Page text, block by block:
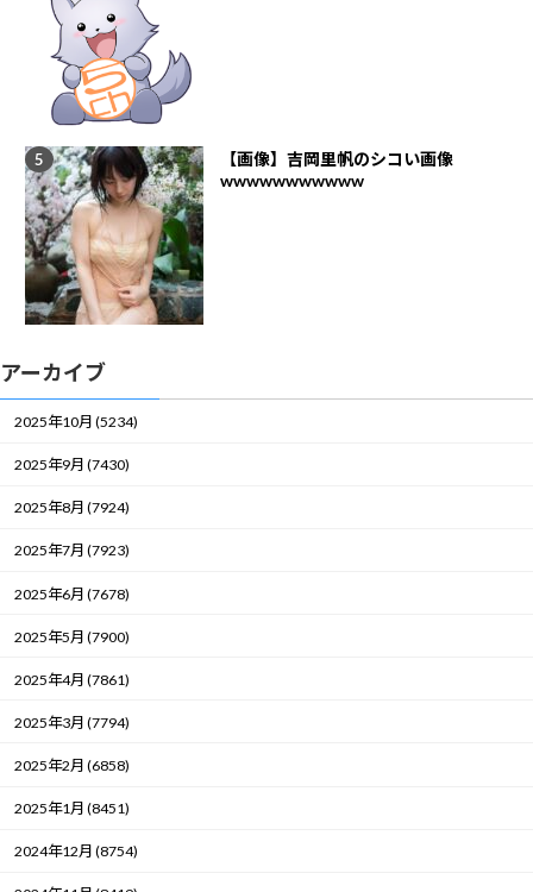
【画像】吉岡里帆のシコい画像
wwwwwwwwwww
アーカイブ
2025年10月 (5234)
2025年9月 (7430)
2025年8月 (7924)
2025年7月 (7923)
2025年6月 (7678)
2025年5月 (7900)
2025年4月 (7861)
2025年3月 (7794)
2025年2月 (6858)
2025年1月 (8451)
2024年12月 (8754)